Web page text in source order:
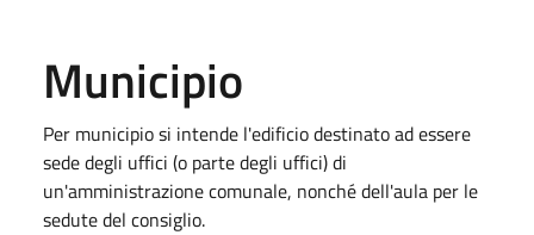
Municipio
Per municipio si intende l'edificio destinato ad essere
sede degli uffici (o parte degli uffici) di
un'amministrazione comunale, nonché dell'aula per le
sedute del consiglio.